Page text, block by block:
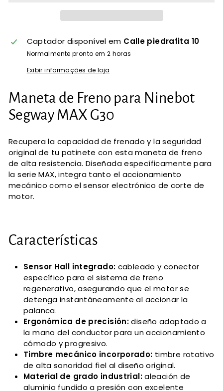
Captador disponível em Calle piedrafita 10
Normalmente pronto em 2 horas
Exibir informações de loja
Maneta de Freno para Ninebot
Segway MAX G30
Recupera la capacidad de frenado y la seguridad
original de tu patinete con esta maneta de freno
de alta resistencia. Diseñada específicamente para
la serie MAX, integra tanto el accionamiento
mecánico como el sensor electrónico de corte de
motor.
Características
Sensor Hall integrado: cableado y conector
específico para el sistema de freno
regenerativo, asegurando que el motor se
detenga instantáneamente al accionar la
palanca.
Ergonómica de precisión:diseño adaptado a
la mano del conductor para un accionamiento
cómodo y progresivo.
Timbre mecánico incorporado: timbre rotativo
de alta sonoridad fiel al diseño original.
Material de grado industrial:aleación de
aluminio fundido a presión con excelente